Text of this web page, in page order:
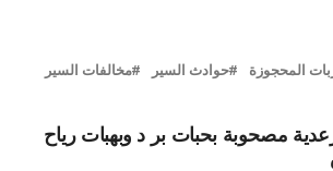
المحجوزة حوادث السير مخالفات السير
مصحوبة بحبات بر د وبهبات رياح